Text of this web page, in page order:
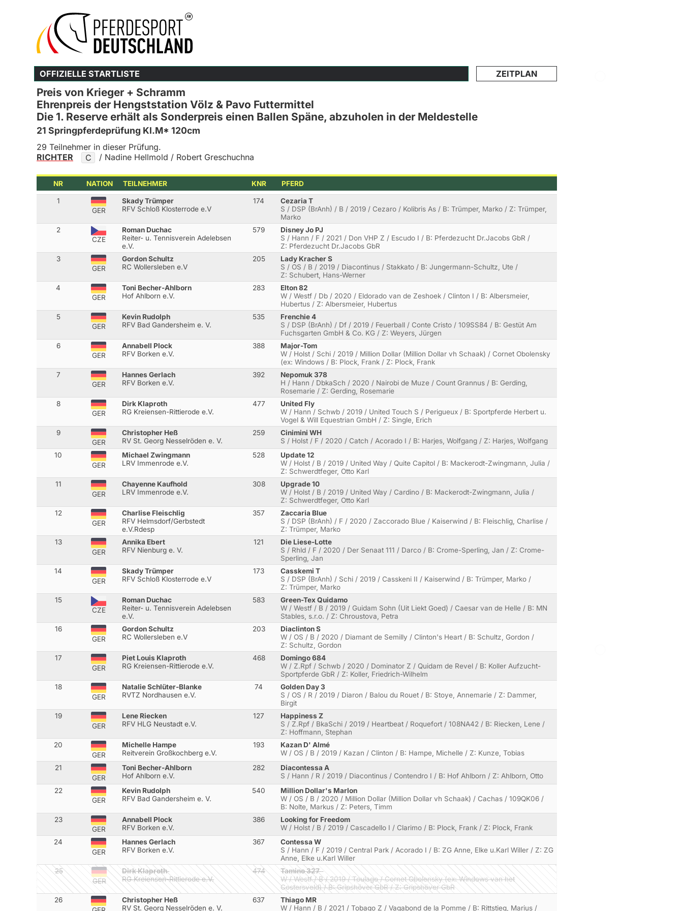
OFFIZIELLE STARTLISTE ZEITPLAN
Preis von Krieger + Schramm
Ehrenpreis der Hengststation Völz & Pavo Futtermittel
Die 1. Reserve erhält als Sonderpreis einen Ballen Späne, abzuholen in der Meldestelle
21 Springpferdeprüfung Kl.M* 120cm
29 Teilnehmer in dieser Prüfung.
RICHTER
C / Nadine Hellmold / Robert Greschuchna
NR NATION TEILNEHMER KNR PFERD
1
GER
Skady Trümper
RFV Schloß Klosterrode e.V
174
Cezaria T
S / DSP (BrAnh) / B / 2019 / Cezaro / Kolibris As / B: Trümper, Marko / Z: Trümper,
Marko
2
CZE
Roman Duchac
Reiter- u. Tennisverein Adelebsen
e.V.
579
Disney Jo PJ
S / Hann / F / 2021 / Don VHP Z / Escudo I / B: Pferdezucht Dr.Jacobs GbR /
Z: Pferdezucht Dr.Jacobs GbR
3
GER
Gordon Schultz
RC Wollersleben e.V
205
Lady Kracher S
S / OS / B / 2019 / Diacontinus / Stakkato / B: Jungermann-Schultz, Ute /
Z: Schubert, Hans-Werner
4
GER
Toni Becher-Ahlborn
Hof Ahlborn e.V.
283
Elton 82
W / Westf / Db / 2020 / Eldorado van de Zeshoek / Clinton I / B: Albersmeier,
Hubertus / Z: Albersmeier, Hubertus
5
GER
Kevin Rudolph
RFV Bad Gandersheim e. V.
535
Frenchie 4
S / DSP (BrAnh) / Df / 2019 / Feuerball / Conte Cristo / 109SS84 / B: Gestüt Am
Fuchsgarten GmbH & Co. KG / Z: Weyers, Jürgen
6
GER
Annabell Plock
RFV Borken e.V.
388
Major-Tom
W / Holst / Schi / 2019 / Million Dollar (Million Dollar vh Schaak) / Cornet Obolensky
(ex: Windows / B: Plock, Frank / Z: Plock, Frank
7
GER
Hannes Gerlach
RFV Borken e.V.
392
Nepomuk 378
H / Hann / DbkaSch / 2020 / Nairobi de Muze / Count Grannus / B: Gerding,
Rosemarie / Z: Gerding, Rosemarie
8
GER
Dirk Klaproth
RG Kreiensen-Rittierode e.V.
477
United Fly
W / Hann / Schwb / 2019 / United Touch S / Perigueux / B: Sportpferde Herbert u.
Vogel & Will Equestrian GmbH / Z: Single, Erich
9
GER
Christopher Heß
RV St. Georg Nesselröden e. V.
259
Cinimini WH
S / Holst / F / 2020 / Catch / Acorado I / B: Harjes, Wolfgang / Z: Harjes, Wolfgang
10
GER
Michael Zwingmann
LRV Immenrode e.V.
528
Update 12
W / Holst / B / 2019 / United Way / Quite Capitol / B: Mackerodt-Zwingmann, Julia /
Z: Schwerdtfeger, Otto Karl
11
GER
Chayenne Kaufhold
LRV Immenrode e.V.
308
Upgrade 10
W / Holst / B / 2019 / United Way / Cardino / B: Mackerodt-Zwingmann, Julia /
Z: Schwerdtfeger, Otto Karl
12
GER
Charlise Fleischlig
RFV Helmsdorf/Gerbstedt
e.V.Rdesp
357
Zaccaria Blue
S / DSP (BrAnh) / F / 2020 / Zaccorado Blue / Kaiserwind / B: Fleischlig, Charlise /
Z: Trümper, Marko
13
GER
Annika Ebert
RFV Nienburg e. V.
121
Die Liese-Lotte
S / Rhld / F / 2020 / Der Senaat 111 / Darco / B: Crome-Sperling, Jan / Z: Crome-
Sperling, Jan
14
GER
Skady Trümper
RFV Schloß Klosterrode e.V
173
Casskemi T
S / DSP (BrAnh) / Schi / 2019 / Casskeni II / Kaiserwind / B: Trümper, Marko /
Z: Trümper, Marko
15
CZE
Roman Duchac
Reiter- u. Tennisverein Adelebsen
e.V.
583
Green-Tex Quidamo
W / Westf / B / 2019 / Guidam Sohn (Uit Liekt Goed) / Caesar van de Helle / B: MN
Stables, s.r.o. / Z: Chroustova, Petra
16
GER
Gordon Schultz
RC Wollersleben e.V
203
Diaclinton S
W / OS / B / 2020 / Diamant de Semilly / Clinton's Heart / B: Schultz, Gordon /
Z: Schultz, Gordon
17
GER
Piet Louis Klaproth
RG Kreiensen-Rittierode e.V.
468
Domingo 684
W / Z.Rpf / Schwb / 2020 / Dominator Z / Quidam de Revel / B: Koller Aufzucht-
Sportpferde GbR / Z: Koller, Friedrich-Wilhelm
18
GER
Natalie Schlüter-Blanke
RVTZ Nordhausen e.V.
74
Golden Day 3
S / OS / R / 2019 / Diaron / Balou du Rouet / B: Stoye, Annemarie / Z: Dammer,
Birgit
19
GER
Lene Riecken
RFV HLG Neustadt e.V.
127
Happiness Z
S / Z.Rpf / BkaSchi / 2019 / Heartbeat / Roquefort / 108NA42 / B: Riecken, Lene /
Z: Hoffmann, Stephan
20
GER
Michelle Hampe
Reitverein Großkochberg e.V.
193
Kazan D' Almé
W / OS / B / 2019 / Kazan / Clinton / B: Hampe, Michelle / Z: Kunze, Tobias
21
GER
Toni Becher-Ahlborn
Hof Ahlborn e.V.
282
Diacontessa A
S / Hann / R / 2019 / Diacontinus / Contendro I / B: Hof Ahlborn / Z: Ahlborn, Otto
22
GER
Kevin Rudolph
RFV Bad Gandersheim e. V.
540
Million Dollar's Marlon
W / OS / B / 2020 / Million Dollar (Million Dollar vh Schaak) / Cachas / 109QK06 /
B: Nolte, Markus / Z: Peters, Timm
23
GER
Annabell Plock
RFV Borken e.V.
386
Looking for Freedom
W / Holst / B / 2019 / Cascadello I / Clarimo / B: Plock, Frank / Z: Plock, Frank
24
GER
Hannes Gerlach
RFV Borken e.V.
367
Contessa W
S / Hann / F / 2019 / Central Park / Acorado I / B: ZG Anne, Elke u.Karl Willer / Z: ZG
Anne, Elke u.Karl Willer
25
GER
Dirk Klaproth
RG Kreiensen-Rittierode e.V.
474
Tamino 327
W / Westf / B / 2019 / Toulago / Cornet Obolensky (ex: Windows van het
Costersveld) / B: Gripshöver GbR / Z: Gripshöver GbR
26
Christopher Heß
RV St. Georg Nesselröden e. V.
637
Thiago MR
W / Hann / B / 2021 / Tobago Z / Vagabond de la Pomme / B: Rittstieg, Marius /